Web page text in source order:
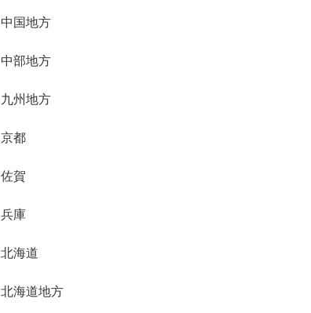
中国地方
中部地方
九州地方
京都
佐賀
兵庫
北海道
北海道地方